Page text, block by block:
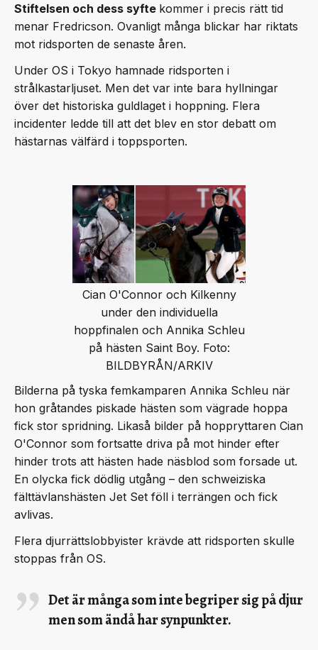
Stiftelsen och dess syfte kommer i precis rätt tid
menar Fredricson. Ovanligt många blickar har riktats
mot ridsporten de senaste åren.
Under OS i Tokyo hamnade ridsporten i
strålkastarljuset. Men det var inte bara hyllningar
över det historiska guldlaget i hoppning. Flera
incidenter ledde till att det blev en stor debatt om
hästarnas välfärd i toppsporten.
Cian O'Connor och Kilkenny
under den individuella
hoppfinalen och Annika Schleu
på hästen Saint Boy. Foto:
BILDBYRÅN/ARKIV
Bilderna på tyska femkamparen Annika Schleu när
hon gråtandes piskade hästen som vägrade hoppa
fick stor spridning. Likaså bilder på hoppryttaren Cian
O'Connor som fortsatte driva på mot hinder efter
hinder trots att hästen hade näsblod som forsade ut.
En olycka fick dödlig utgång – den schweiziska
fälttävlanshästen Jet Set föll i terrängen och fick
avlivas.
Flera djurrättslobbyister krävde att ridsporten skulle
stoppas från OS.
Det är många som inte begriper sig på djur
men som ändå har synpunkter.